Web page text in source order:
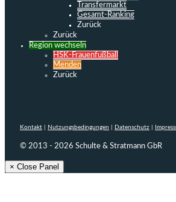
Transfermarkt
Gesamt-Ranking
Zurück
Zurück
Region wechseln
HSK-Frauenfußball
Menden
Zurück
Kontakt Nutzungsbedingungen Datenschutz
© 2013 - 2026 Schulte & Stratmann GbR
× Close Panel